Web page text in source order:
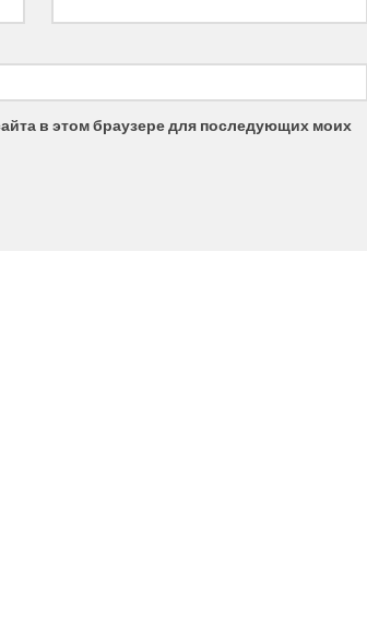
в этом браузере для последующих моих